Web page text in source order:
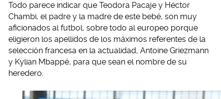
Todo parece indicar que Teodora Pacaje y Héctor
Chambi, el padre y la madre de este bebé, son muy
aficionados al futbol, sobre todo al europeo porque
eligieron los apellidos de los máximos referentes de la
selección francesa en la actualidad, Antoine Griezmann
y Kylian Mbappé, para que sean el nombre de su
heredero.